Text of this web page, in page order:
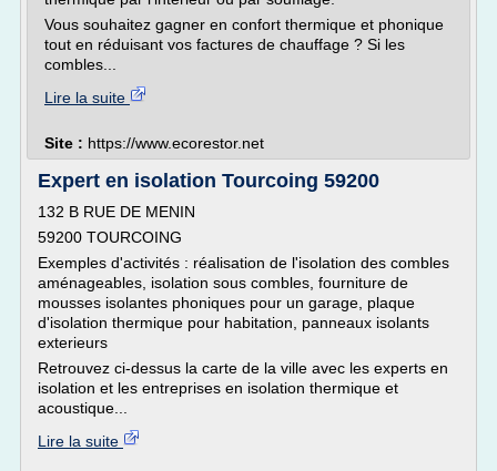
Vous souhaitez gagner en confort thermique et phonique
tout en réduisant vos factures de chauffage ? Si les
combles...
Lire la suite
Site : https://www.ecorestor.net
Expert en isolation Tourcoing 59200
132 B RUE DE MENIN
59200 TOURCOING
Exemples d'activités : réalisation de l'isolation des combles
aménageables, isolation sous combles, fourniture de
mousses isolantes phoniques pour un garage, plaque
d'isolation thermique pour habitation, panneaux isolants
exterieurs
Retrouvez ci-dessus la carte de la ville avec les experts en
isolation et les entreprises en isolation thermique et
acoustique...
Lire la suite